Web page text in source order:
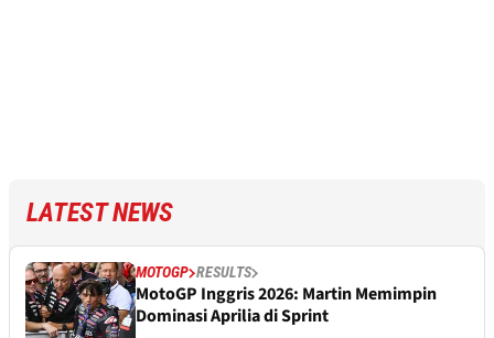
LATEST NEWS
MOTOGP RESULTS
MotoGP Inggris 2026: Martin Memimpin
Dominasi Aprilia di Sprint